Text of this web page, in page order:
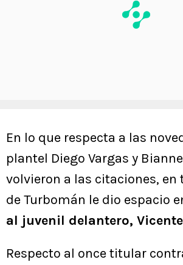
En lo que respecta a las
plantel Diego Vargas y
volvieron a las citaciones, en
de Turbomán le dio espacio
al juvenil delantero,
Respecto al once titular